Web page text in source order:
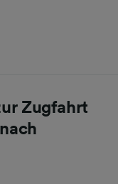
Zugfahrt